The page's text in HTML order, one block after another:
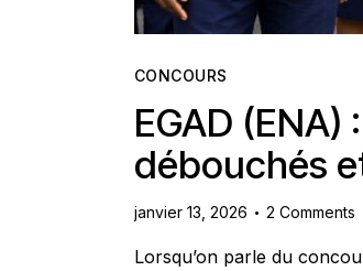
CONCOURS
EGAD
débouchés
janvier 13, 2026 2 Comments
Lorsqu’on parle du